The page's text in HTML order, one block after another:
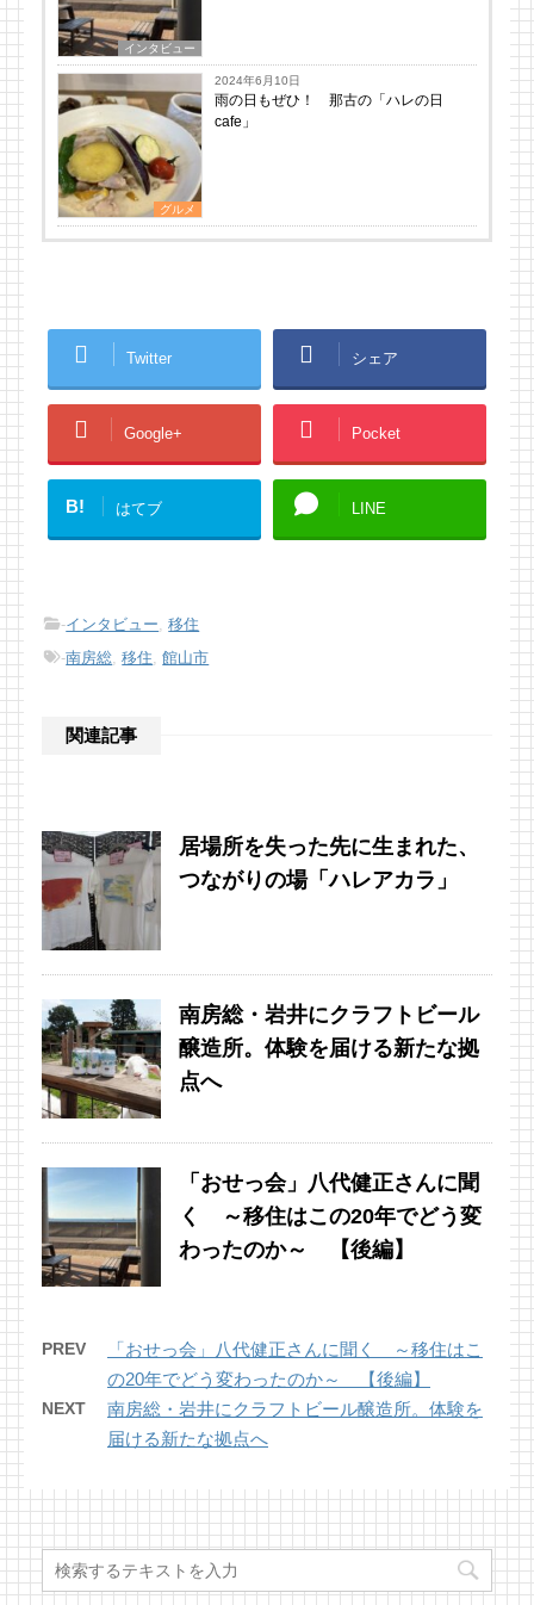
インタビュー
グルメ
2024年6月10日
雨の日もぜひ！ 那古の「ハレの日
cafe」
Twitter シェア
Google+ Pocket
B! はてブ LINE
-インタビュー,移住
-南房総,移住,館山市
関連記事
居場所を失った先に生まれた、
つながりの場「ハレアカラ」
南房総・岩井にクラフトビール
醸造所。体験を届ける新たな拠
点へ
「おせっ会」八代健正さんに聞
く ～移住はこの20年でどう変
わったのか～ 【後編】
PREV
「おせっ会」八代健正さんに聞く ～移住はこ
の20年でどう変わったのか～ 【後編】
NEXT
南房総・岩井にクラフトビール醸造所。体験を
届ける新たな拠点へ